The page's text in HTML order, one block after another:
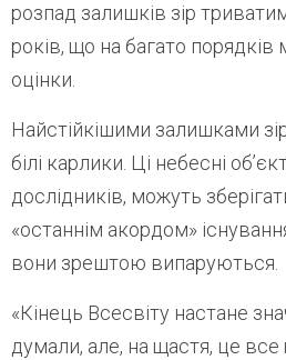
розпад залишків зір
років, що на багато
оцінки.
Найстійкішими залишками
білі карлики. Ці небесні
дослідників, можуть
«останнім акордом»
вони зрештою випаруються.
«Кінець Всесвіту настане
думали, але, на щастя, це